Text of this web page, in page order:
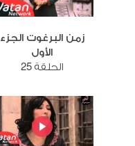
زمن البرغوت الجزء
الأول
الحلقة 25